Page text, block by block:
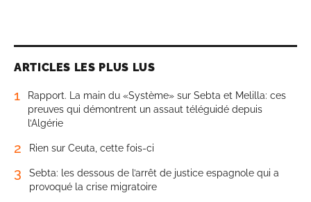
ARTICLES LES PLUS LUS
1
Rapport. La main du «Système» sur Sebta et Melilla: ces
preuves qui démontrent un assaut téléguidé depuis
l’Algérie
2 Rien sur Ceuta, cette fois-ci
3
Sebta: les dessous de l’arrêt de justice espagnole qui a
provoqué la crise migratoire